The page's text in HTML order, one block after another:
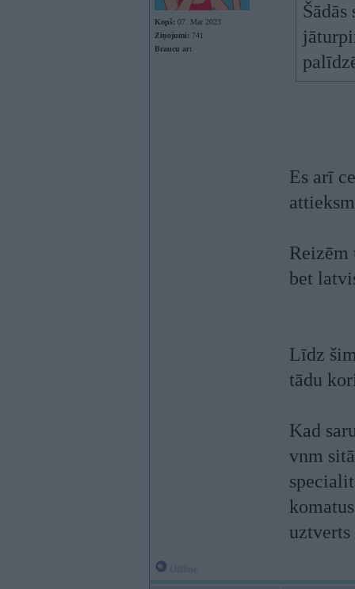
Kopš: 07. Mar 2023
Ziņojumi: 741
Braucu ar:
Es arī
Reizēm
bet
Līdz
tādu
Kad
vnm